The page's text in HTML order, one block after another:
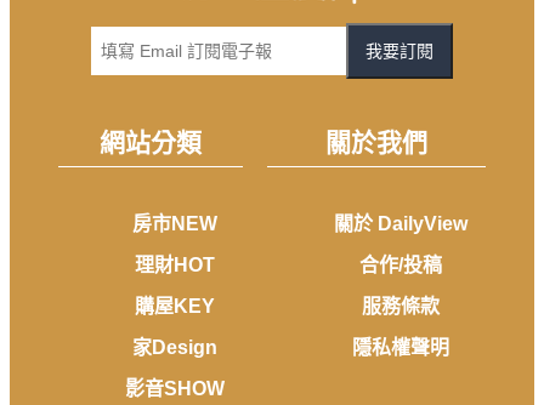
我要訂閱
網站分類
房市NEW
理財HOT
購屋KEY
家Design
影音SHOW
關於我們
關於 DailyView
合作/投稿
服務條款
隱私權聲明